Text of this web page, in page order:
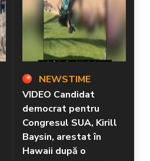
NEWSTIME
VIDEO Candidat
democrat pentru
Congresul SUA, Kirill
Baysin, arestat în
Hawaii după o